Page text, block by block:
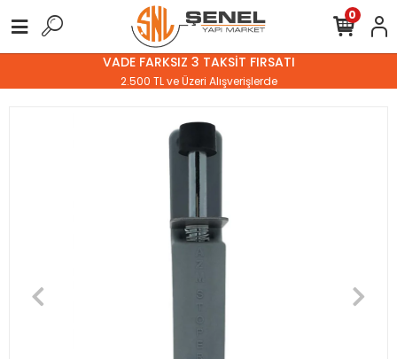
VADE FARKSIZ 3 TAKSİT FIRSATI
2.500 TL ve Üzeri Alışverişlerde
0